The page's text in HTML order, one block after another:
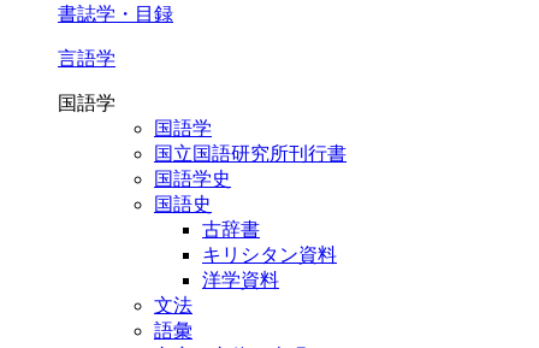
書誌学・目録
言語学
国語学
国語学
国立国語研究所刊行書
国語学史
国語史
古辞書
キリシタン資料
洋学資料
文法
語彙